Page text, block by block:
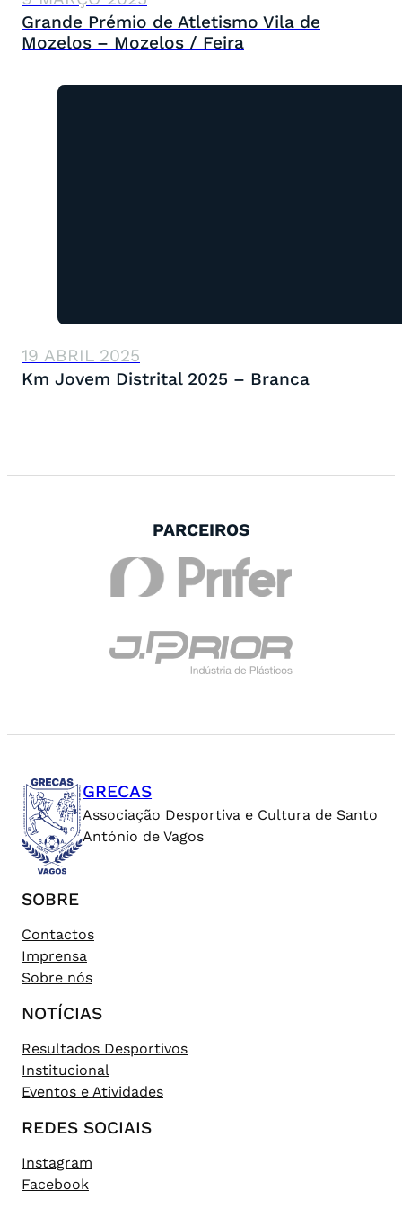
Grande Prémio de Atletismo Vila de
Mozelos – Mozelos / Feira
19 ABRIL 2025
Km Jovem Distrital 2025 – Branca
PARCEIROS
GRECAS
Associação Desportiva e Cultura de Santo
António de Vagos
SOBRE
Contactos
Imprensa
Sobre nós
NOTÍCIAS
Resultados Desportivos
Institucional
Eventos e Atividades
REDES SOCIAIS
Instagram
Facebook